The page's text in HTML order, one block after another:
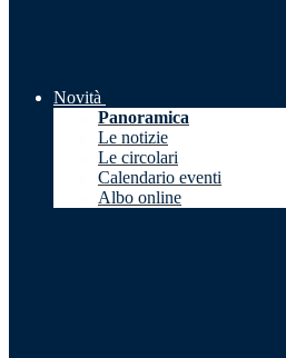
Novità
Panoramica
Le notizie
Le circolari
Calendario eventi
Albo online